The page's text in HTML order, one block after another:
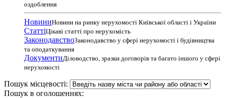
оздоблення
НовиниНовини на ринку нерухомості Київської області і України
СтаттіЦікаві статті про нерухомість
ЗаконодавствоЗаконодавство у сфері нерухомості і будівництва
та оподаткування
ДокументиДіловодство, зразки договорів та багато іншого у сфері
нерухомості
Пошук місцевості:
Пошук в оголошеннях: